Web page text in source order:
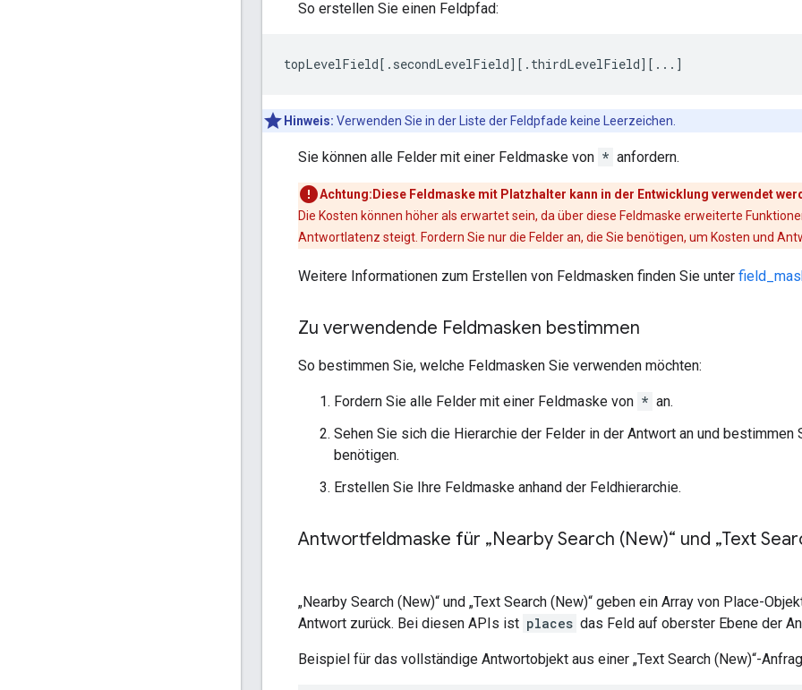
So erstellen Sie einen Feldpfad:
topLevelField[.secondLevelField][.thirdLevelField][...]
Hinweis: Verwenden Sie in der Liste der Feldpfade keine Leerzeichen.
Sie können alle Felder mit einer Feldmaske von * anfordern.
Achtung:Diese Feldmaske mit Platzhalter kann in der Entwicklung verwendet
Die Kosten können höher als erwartet sein, da über diese Feldmaske erweiterte
Antwortlatenz steigt. Fordern Sie nur die Felder an, die Sie benötigen, um Kosten und
Weitere Informationen zum Erstellen von Feldmasken finden Sie unter
Zu verwendende Feldmasken bestimmen
So bestimmen Sie, welche Feldmasken Sie verwenden möchten:
Fordern Sie alle Felder mit einer Feldmaske von * an.
Sehen Sie sich die Hierarchie der Felder in der Antwort an und bestimmen
benötigen.
Erstellen Sie Ihre Feldmaske anhand der Feldhierarchie.
Antwortfeldmaske für „Nearby Search (New)“ und „Text
„Nearby Search (New)“ und „Text Search (New)“ geben ein Array von Place-
Antwort zurück. Bei diesen APIs ist places das Feld auf oberster Ebene der
Beispiel für das vollständige Antwortobjekt aus einer „Text Search (New)“-